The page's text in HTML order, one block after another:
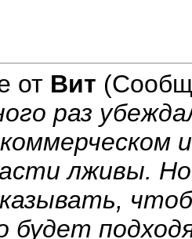
от Вит
раз
лживы.
будет